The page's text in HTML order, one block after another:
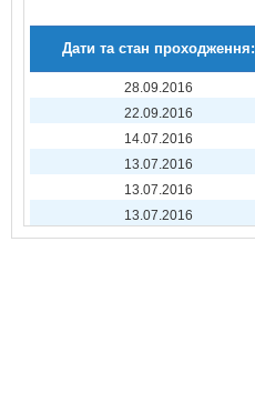
Дати та стан проходження:
28.09.2016
22.09.2016
14.07.2016
13.07.2016
13.07.2016
13.07.2016